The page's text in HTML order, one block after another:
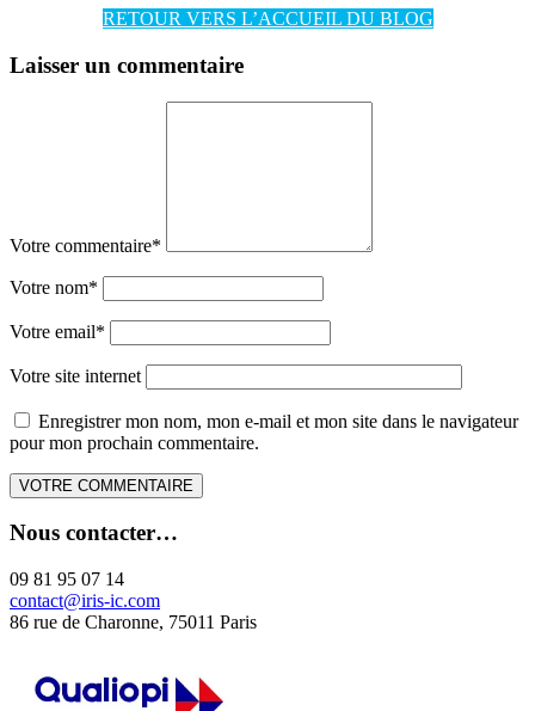
RETOUR VERS L’ACCUEIL DU BLOG
Laisser un commentaire
Votre commentaire*
Votre nom*
Votre email*
Votre site internet
Enregistrer mon nom, mon e-mail et mon site dans le navigateur
pour mon prochain commentaire.
Nous contacter…
09 81 95 07 14
contact@iris-ic.com
86 rue de Charonne, 75011 Paris